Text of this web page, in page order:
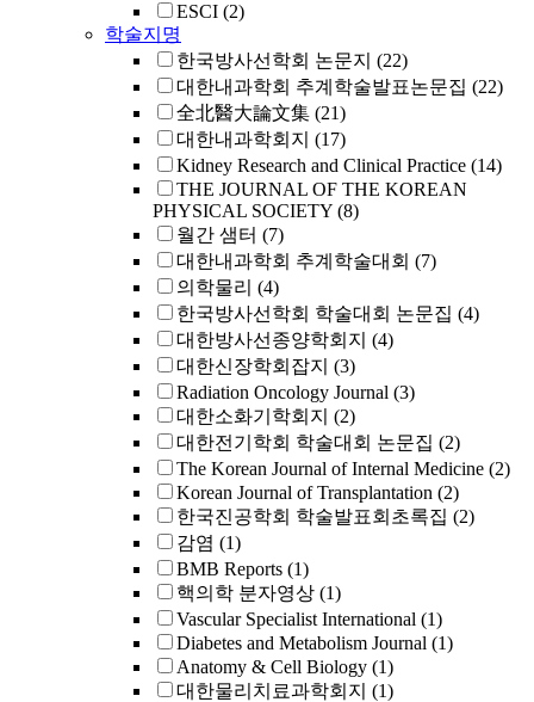
ESCI (2)
학술지명
한국방사선학회 논문지 (22)
대한내과학회 추계학술발표논문집 (22)
全北醫大論文集 (21)
대한내과학회지 (17)
Kidney Research and Clinical Practice (14)
THE JOURNAL OF THE KOREAN
PHYSICAL SOCIETY (8)
월간 샘터 (7)
대한내과학회 추계학술대회 (7)
의학물리 (4)
한국방사선학회 학술대회 논문집 (4)
대한방사선종양학회지 (4)
대한신장학회잡지 (3)
Radiation Oncology Journal (3)
대한소화기학회지 (2)
대한전기학회 학술대회 논문집 (2)
The Korean Journal of Internal Medicine (2)
Korean Journal of Transplantation (2)
한국진공학회 학술발표회초록집 (2)
감염 (1)
BMB Reports (1)
핵의학 분자영상 (1)
Vascular Specialist International (1)
Diabetes and Metabolism Journal (1)
Anatomy & Cell Biology (1)
대한물리치료과학회지 (1)